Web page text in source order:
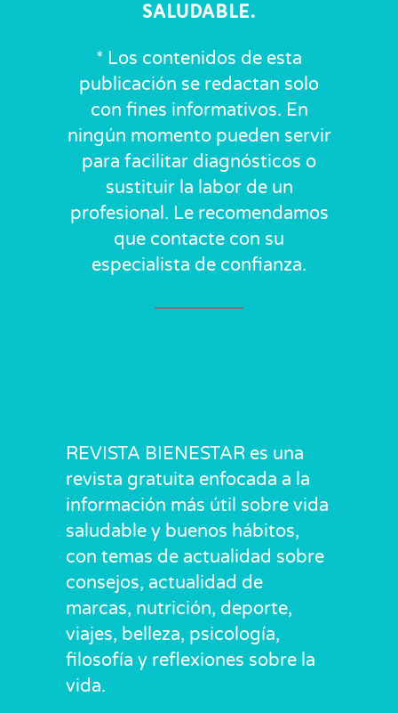
SALUDABLE.
* Los contenidos de esta
publicación se redactan solo
con fines informativos. En
ningún momento pueden servir
para facilitar diagnósticos o
sustituir la labor de un
profesional. Le recomendamos
que contacte con su
especialista de confianza.
REVISTA BIENESTAR es una
revista gratuita enfocada a la
información más útil sobre vida
saludable y buenos hábitos,
con temas de actualidad sobre
consejos, actualidad de
marcas, nutrición, deporte,
viajes, belleza, psicología,
filosofía y reflexiones sobre la
vida.